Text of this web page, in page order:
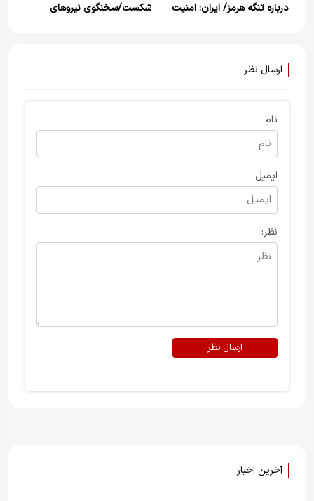
درباره تنگه هرمز/ ایران: امنیت
شکست/سخنگوی نیروهای
ارسال نظر
نام
ایمیل
نظر:
ارسال نظر
آخرین اخبار